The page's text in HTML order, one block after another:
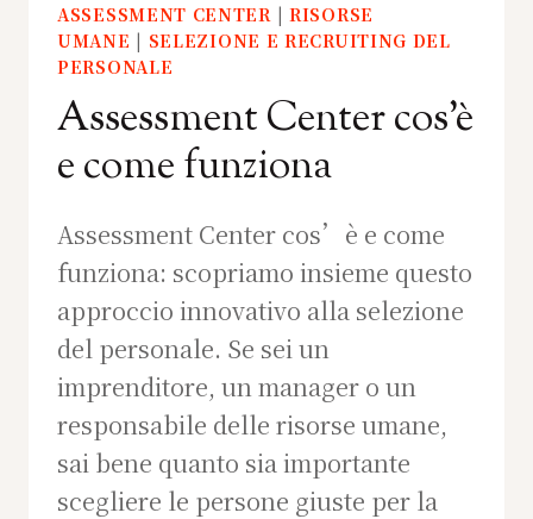
ASSESSMENT CENTER |RISORSE
UMANE | SELEZIONE E RECRUITING DEL
PERSONALE
Assessment Center cos’è
e come funziona
Assessment Center cos’è e come
funziona: scopriamo insieme questo
approccio innovativo alla selezione
del personale. Se sei un
imprenditore, un manager o un
responsabile delle risorse umane,
sai bene quanto sia importante
scegliere le persone giuste per la